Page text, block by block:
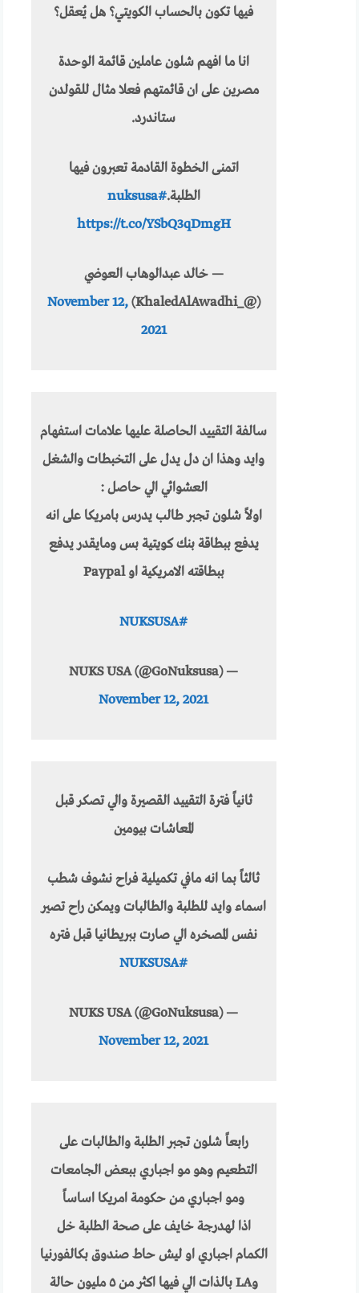
فيها تكون بالحساب الكويتي؟ هل يُعقل؟
انا ما افهم شلون عاملين قائمة الوحدة
مصرين على ان قائمتهم فعلا مثال للقولدن
ستاندرد.
اتمنى الخطوة القادمة تعبرون فيها
الطلبة.#nuksusa
https://t.co/YSbQ3qDmgH
— خالد عبدالوهاب العوضي
(@_KhaledAlAwadhi)
November 12,
2021
سالفة التقييد الحاصلة عليها علامات استفهام
وايد وهذا ان دل يدل على التخبطات والشغل
العشوائي الي حاصل :
اولاً شلون تجبر طالب يدرس بامريكا على انه
يدفع ببطاقة بنك كويتية بس ومايقدر يدفع
ببطاقته الامريكية او Paypal
#NUKSUSA
— NUKS USA (@GoNuksusa)
November 12, 2021
ثانياً فترة التقييد القصيرة والي تصكر قبل
المعاشات بيومين
ثالثاً بما انه مافي تكميلية فراح نشوف شطب
اسماء وايد للطلبة والطالبات ويمكن راح تصير
نفس المصخره الي صارت ببريطانيا قبل فتره
#NUKSUSA
— NUKS USA (@GoNuksusa)
November 12, 2021
رابعاً شلون تجبر الطلبة والطالبات على
التطعيم وهو مو اجباري ببعض الجامعات
ومو اجباري من حكومة امريكا اساساً
اذا لهدرجة خايف على صحة الطلبة خل
الكمام اجباري او ليش حاط صندوق بكالفورنيا
وLA بالذات الي فيها اكثر من ٥ مليون حالة